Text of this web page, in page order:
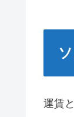
運賃